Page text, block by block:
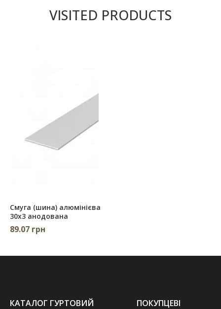
VISITED PRODUCTS
Смуга (шина) алюмінієва
30х3 анодована
89.07 грн
КАТАЛОГ ГУРТОВИЙ ПОКУПЦЕВІ